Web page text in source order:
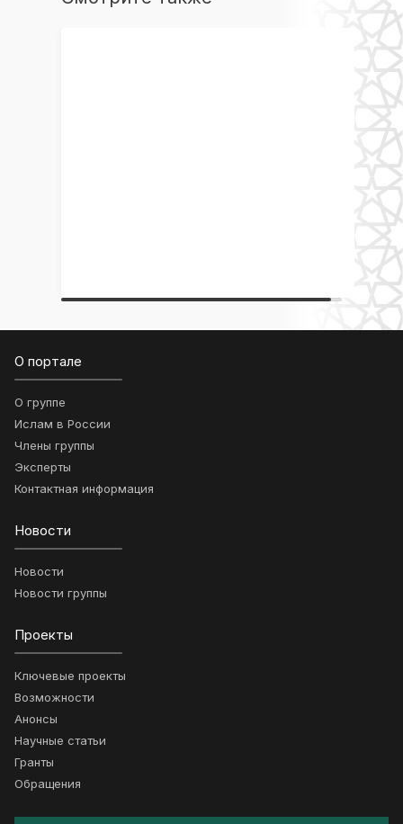
О портале
О группе
Ислам в России
Члены группы
Эксперты
Контактная информация
Новости
Новости
Новости группы
Проекты
Ключевые проекты
Возможности
Анонсы
Научные статьи
Гранты
Обращения